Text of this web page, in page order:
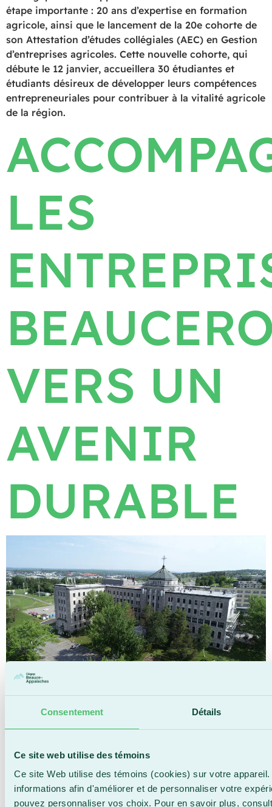
Consentement Détails
Ce site web utilise des témoins
Ce site Web utilise des témoins (cookies) sur votre
informations afin d'améliorer et de personnaliser votre
pouvez personnaliser vos choix. Pour en savoir plus,
étape importante : 20 ans d’expertise en formation
agricole, ainsi que le lancement de la 20e cohorte de
son Attestation d’études collégiales (AEC) en Gestion
d’entreprises agricoles. Cette nouvelle cohorte, qui
débute le 12 janvier, accueillera 30 étudiantes et
étudiants désireux de développer leurs compétences
entrepreneuriales pour contribuer à la vitalité agricole
de la région.
LES
VERS UN
AVENIR
DURABLE
Grâce à un partenariat entre le Cégep Beauce-
Appalaches et le Centre d’aide aux entreprises
durable qui s’inscrivent dans une nouvelle tendance
en respectant l’environnement. Offertes en ligne, ces
formations représentent une première du genre en